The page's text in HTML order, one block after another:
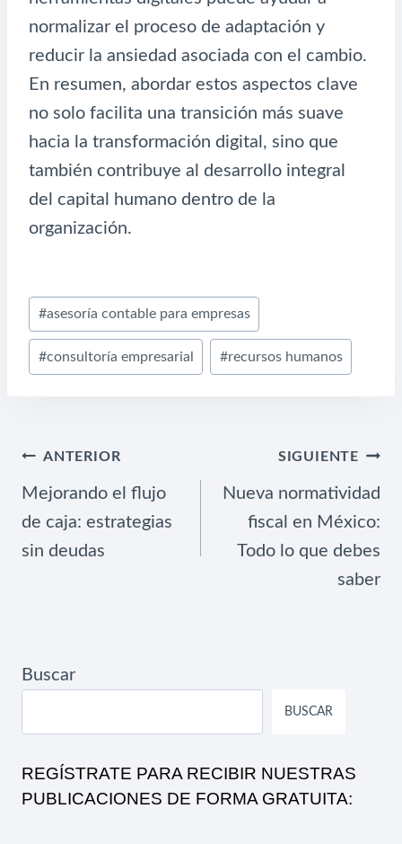
normalizar el proceso de adaptación y
reducir la ansiedad asociada con el cambio.
En resumen, abordar estos aspectos clave
no solo facilita una transición más suave
hacia la transformación digital, sino que
también contribuye al desarrollo integral
del capital humano dentro de la
organización.
Etiquetas
de
la
#asesoría contable para empresas
#consultoría empresarial #recursos humanos
NAVEGACIÓN
ENTRADAS
ANTERIOR
Mejorando el flujo
de caja: estrategias
sin deudas
SIGUIENTE
Nueva normatividad
fiscal en México:
Todo lo que debes
saber
Buscar
BUSCAR
REGÍSTRATE PARA RECIBIR NUESTRAS
PUBLICACIONES DE FORMA GRATUITA: